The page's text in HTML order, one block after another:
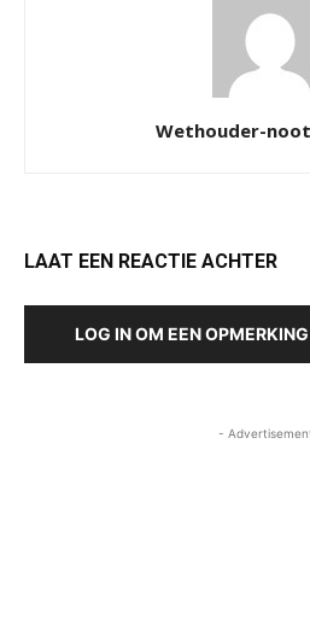
Wethouder-
LAAT EEN REACTIE ACHTER
LOG IN OM EEN
-